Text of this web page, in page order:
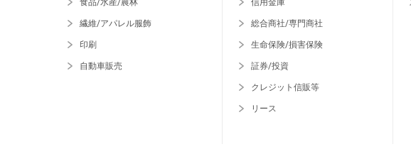
食品/水産/農林
繊維/アパレル服飾
印刷
自動車販売
信用金庫
総合商社/専門商社
生命保険/損害保険
証券/投資
クレジット信販等
リース